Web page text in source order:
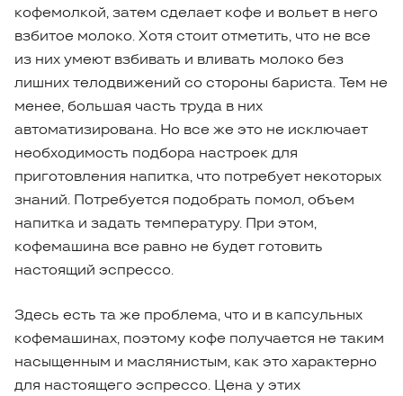
кофемолкой, затем сделает кофе и вольет в него
взбитое молоко. Хотя стоит отметить, что не все
из них умеют взбивать и вливать молоко без
лишних телодвижений со стороны бариста. Тем не
менее, большая часть труда в них
автоматизирована. Но все же это не исключает
необходимость подбора настроек для
приготовления напитка, что потребует некоторых
знаний. Потребуется подобрать помол, объем
напитка и задать температуру. При этом,
кофемашина все равно не будет готовить
настоящий эспрессо.
Здесь есть та же проблема, что и в капсульных
кофемашинах, поэтому кофе получается не таким
насыщенным и маслянистым, как это характерно
для настоящего эспрессо. Цена у этих